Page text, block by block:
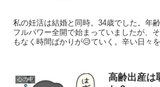
私の妊活は結婚と同時。34歳でした。年
フルパワー全開で始まっていましたが、
もなく時間ばかりが😥ていく。辛い日々
心の中
高齢出産は